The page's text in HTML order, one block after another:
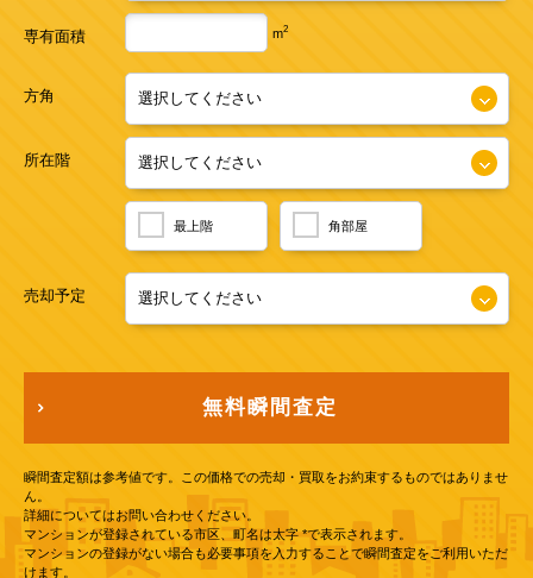
専有面積 m2
方角
所在階
最上階 角部屋
売却予定
無料瞬間査定
瞬間査定額は参考値です。この価格での売却・買取をお約束するものではありませ
ん。
詳細についてはお問い合わせください。
マンションが登録されている市区、町名は太字 *で表示されます。
マンションの登録がない場合も必要事項を入力することで瞬間査定をご利用いただ
けます。